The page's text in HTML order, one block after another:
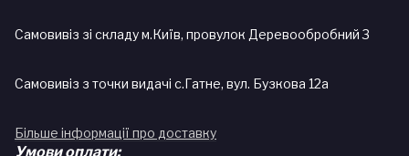
Самовивіз зі складу м.Київ, провулок Деревообробний 3
Самовивіз з точки видачі с.Гатне, вул. Бузкова 12а
Більше інформації про доставку
Умови оплати: